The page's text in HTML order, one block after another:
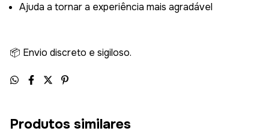
Ajuda a tornar a experiência mais agradável
📦 Envio discreto e sigiloso.
Produtos similares